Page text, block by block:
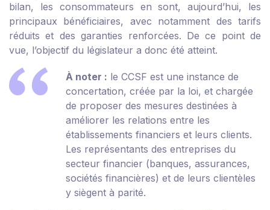
bilan, les consommateurs en sont, aujourd’hui, les
principaux bénéficiaires, avec notamment des tarifs
réduits et des garanties renforcées. De ce point de
vue, l’objectif du législateur a donc été atteint.
À noter : le CCSF est une instance de
concertation, créée par la loi, et chargée
de proposer des mesures destinées à
améliorer les relations entre les
établissements financiers et leurs clients.
Les représentants des entreprises du
secteur financier (banques, assurances,
sociétés financières) et de leurs clientèles
y siègent à parité.